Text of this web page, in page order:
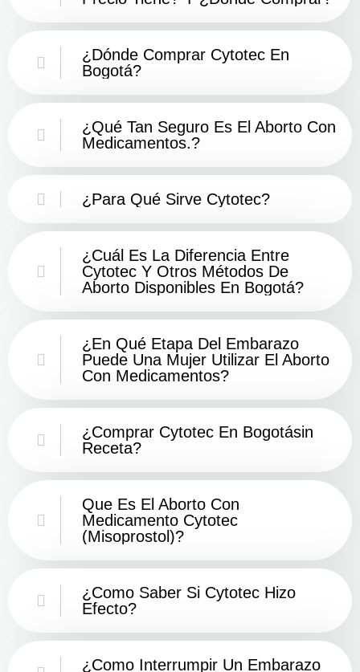
¿Dónde Comprar Cytotec En
Bogotá?
¿Qué Tan Seguro Es El Aborto Con
Medicamentos.?
¿Para Qué Sirve Cytotec?
¿Cuál Es La Diferencia Entre
Cytotec Y Otros Métodos De
Aborto Disponibles En Bogotá?
¿En Qué Etapa Del Embarazo
Puede Una Mujer Utilizar El Aborto
Con Medicamentos?
¿Comprar Cytotec En Bogotásin
Receta?
Que Es El Aborto Con
Medicamento Cytotec
(misoprostol)?
¿Como Saber Si Cytotec Hizo
Efecto?
¿como Interrumpir Un Embarazo